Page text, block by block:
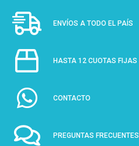
ENVÍOS A TODO EL PAÍS
HASTA 12 CUOTAS FIJAS
CONTACTO
PREGUNTAS FRECUENTES